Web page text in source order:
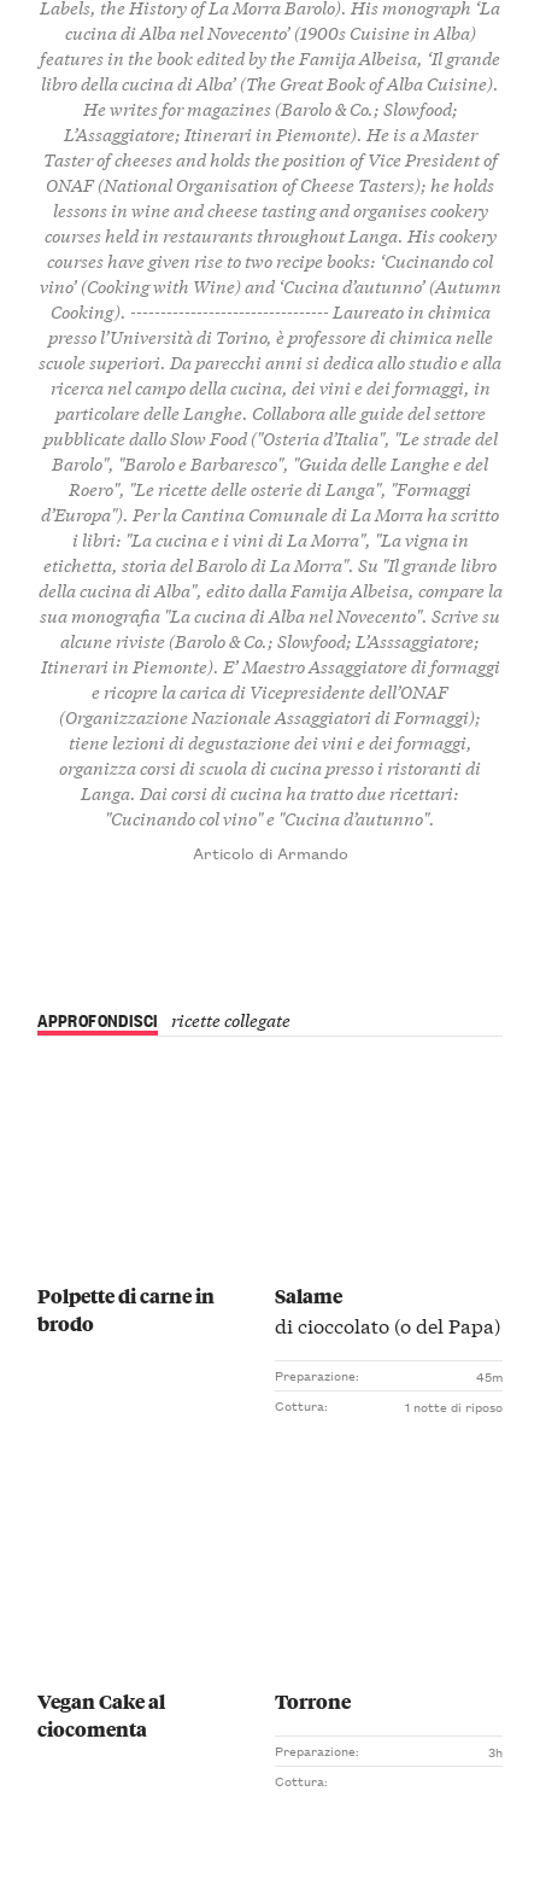
Labels, the History of La Morra Barolo). His monograph ‘La
cucina di Alba nel Novecento’ (1900s Cuisine in Alba)
features in the book edited by the Famija Albeisa, ‘Il grande
libro della cucina di Alba’ (The Great Book of Alba Cuisine).
He writes for magazines (Barolo & Co.; Slowfood;
L’Assaggiatore; Itinerari in Piemonte). He is a Master
Taster of cheeses and holds the position of Vice President of
ONAF (National Organisation of Cheese Tasters); he holds
lessons in wine and cheese tasting and organises cookery
courses held in restaurants throughout Langa. His cookery
courses have given rise to two recipe books: ‘Cucinando col
vino’ (Cooking with Wine) and ‘Cucina d’autunno’ (Autumn
Cooking). --------------------------------- Laureato in chimica
presso l’Università di Torino, è professore di chimica nelle
scuole superiori. Da parecchi anni si dedica allo studio e alla
ricerca nel campo della cucina, dei vini e dei formaggi, in
particolare delle Langhe. Collabora alle guide del settore
pubblicate dallo Slow Food ("Osteria d’Italia", "Le strade del
Barolo", "Barolo e Barbaresco", "Guida delle Langhe e del
Roero", "Le ricette delle osterie di Langa", "Formaggi
d’Europa"). Per la Cantina Comunale di La Morra ha scritto
i libri: "La cucina e i vini di La Morra", "La vigna in
etichetta, storia del Barolo di La Morra". Su "Il grande libro
della cucina di Alba", edito dalla Famija Albeisa, compare la
sua monografia "La cucina di Alba nel Novecento". Scrive su
alcune riviste (Barolo & Co.; Slowfood; L’Asssaggiatore;
Itinerari in Piemonte). E’ Maestro Assaggiatore di formaggi
e ricopre la carica di Vicepresidente dell’ONAF
(Organizzazione Nazionale Assaggiatori di Formaggi);
tiene lezioni di degustazione dei vini e dei formaggi,
organizza corsi di scuola di cucina presso i ristoranti di
Langa. Dai corsi di cucina ha tratto due ricettari:
"Cucinando col vino" e "Cucina d’autunno".
Articolo di Armando
APPROFONDISCI ricette collegate
Polpette di carne in
brodo
Salame
di cioccolato (o del Papa)
Preparazione:
45m
Cottura:
1 notte di riposo
Vegan Cake al
ciocomenta
Torrone
Preparazione:
3h
Cottura: